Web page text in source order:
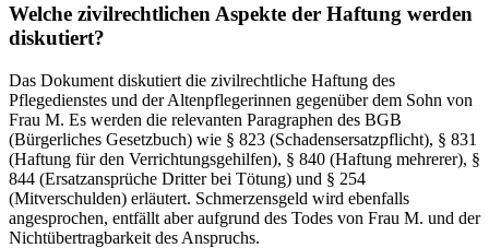
Welche zivilrechtlichen Aspekte der Haftung werden
diskutiert?
Das Dokument diskutiert die zivilrechtliche Haftung des
Pflegedienstes und der Altenpflegerinnen gegenüber dem Sohn von
Frau M. Es werden die relevanten Paragraphen des BGB
(Bürgerliches Gesetzbuch) wie § 823 (Schadensersatzpflicht), § 831
(Haftung für den Verrichtungsgehilfen), § 840 (Haftung mehrerer), §
844 (Ersatzansprüche Dritter bei Tötung) und § 254
(Mitverschulden) erläutert. Schmerzensgeld wird ebenfalls
angesprochen, entfällt aber aufgrund des Todes von Frau M. und der
Nichtübertragbarkeit des Anspruchs.